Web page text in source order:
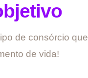
de consórcio
de vida!